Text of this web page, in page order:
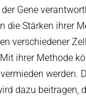
Gene
die Stärken ihrer
verschiedener
ihrer Methode
werden.
dazu beitragen,